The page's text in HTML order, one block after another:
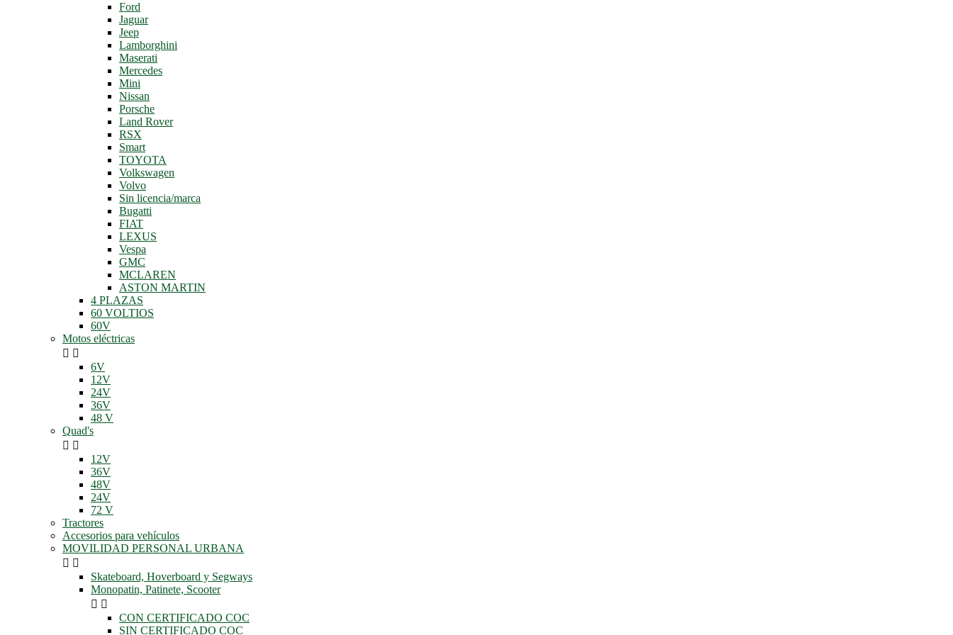
Ford
Jaguar
Jeep
Lamborghini
Maserati
Mercedes
Mini
Nissan
Porsche
Land Rover
RSX
Smart
TOYOTA
Volkswagen
Volvo
Sin licencia/marca
Bugatti
FIAT
LEXUS
Vespa
GMC
MCLAREN
ASTON MARTIN
4 PLAZAS
60 VOLTIOS
60V
Motos eléctricas
 
6V
12V
24V
36V
48 V
Quad's
 
12V
36V
48V
24V
72 V
Tractores
Accesorios para vehículos
MOVILIDAD PERSONAL URBANA
 
Skateboard, Hoverboard y Segways
Monopatin, Patinete, Scooter
 
CON CERTIFICADO COC
SIN CERTIFICADO COC